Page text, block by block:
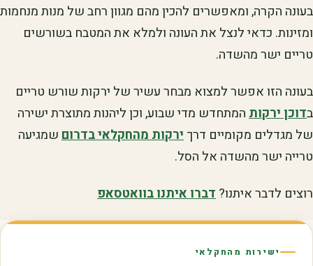
בעונה הקרה, ומאפשרים להכין מהם מגוון רחב של מנות מנחמות
ומזינות. כדאי לנצל את העונה ולמלא את המטבח בשורשים
טריים ישר מהשדה.
בעונה הזו אפשר למצוא מבחר עשיר של ירקות שורש טריים
בדוכן ירקותהמתחדש מדי שבוע, וכן ליהנות מתוצרת ישירה
של מגדלים מקומיים דרךירקות מהחקלאי בדרוםשמגיעה
טרייה ישר מהשדה אל הסל.
רוצים לדבר איתנו?דברו איתנו בוואטסאפ
ישירות מהחקלאי